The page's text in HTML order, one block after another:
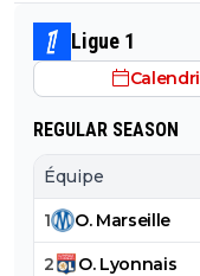
le PSG a traiter
PSG.
Ligue 1
REGULAR SEASON
Équipe
1 O. Marseille
2 O. Lyonnais